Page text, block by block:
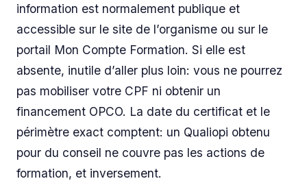
information est normalement publique et
accessible sur le site de l’organisme ou sur le
portail Mon Compte Formation. Si elle est
absente, inutile d’aller plus loin: vous ne pourrez
pas mobiliser votre CPF ni obtenir un
financement OPCO. La date du certificat et le
périmètre exact comptent: un Qualiopi obtenu
pour du conseil ne couvre pas les actions de
formation, et inversement.